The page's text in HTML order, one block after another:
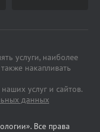
услуги, наиболее
накапливать
услуг и сайтов.
данных
Все права